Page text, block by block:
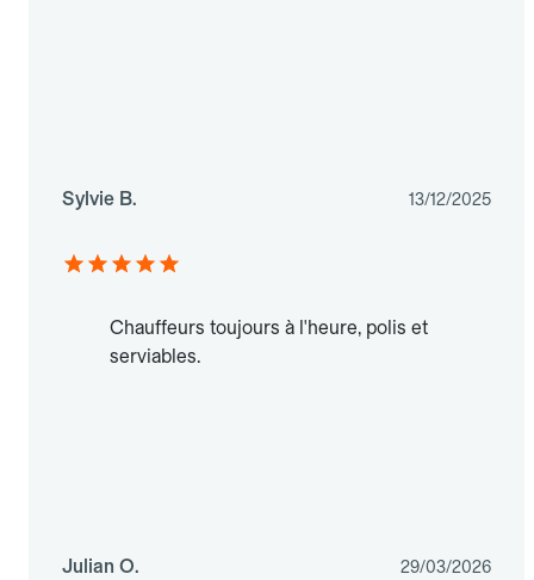
Sylvie B. 13/12/2025
Chauffeurs toujours à l'heure, polis et
serviables.
Julian O. 29/03/2026